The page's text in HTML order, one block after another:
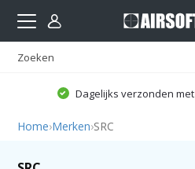
Dagelijks verzonden
Home›Merken›SRC